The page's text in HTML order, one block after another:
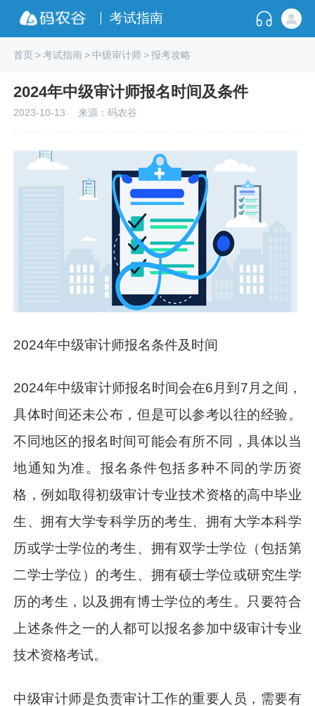
考试指南
首页>考试指南> 中级审计师>报考攻略
2024年中级审计师报名时间及条件
2023-10-13 来源：码农谷
2024年中级审计师报名条件及时间
2024年中级审计师报名时间会在6月到7月之间，
具体时间还未公布，但是可以参考以往的经验。
不同地区的报名时间可能会有所不同，具体以当
地通知为准。报名条件包括多种不同的学历资
格，例如取得初级审计专业技术资格的高中毕业
生、拥有大学专科学历的考生、拥有大学本科学
历或学士学位的考生、拥有双学士学位（包括第
二学士学位）的考生、拥有硕士学位或研究生学
历的考生，以及拥有博士学位的考生。只要符合
上述条件之一的人都可以报名参加中级审计专业
技术资格考试。
中级审计师是负责审计工作的重要人员，需要有